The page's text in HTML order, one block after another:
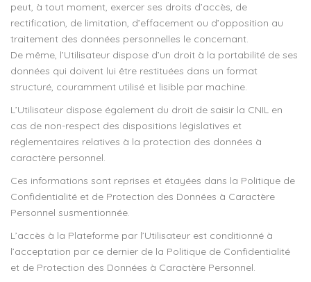
peut, à tout moment, exercer ses droits d’accès, de
rectification, de limitation, d’effacement ou d’opposition au
traitement des données personnelles le concernant.
De même, l’Utilisateur dispose d’un droit à la portabilité de ses
données qui doivent lui être restituées dans un format
structuré, couramment utilisé et lisible par machine.
L’Utilisateur dispose également du droit de saisir la CNIL en
cas de non-respect des dispositions législatives et
réglementaires relatives à la protection des données à
caractère personnel.
Ces informations sont reprises et étayées dans la Politique de
Confidentialité et de Protection des Données à Caractère
Personnel susmentionnée.
L’accès à la Plateforme par l’Utilisateur est conditionné à
l’acceptation par ce dernier de la Politique de Confidentialité
et de Protection des Données à Caractère Personnel.